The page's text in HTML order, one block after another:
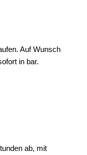
Auf Wunsch
in bar.
ab, mit